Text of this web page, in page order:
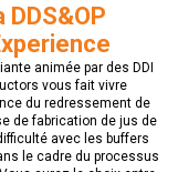
DDS&OP
animée par des DDI
vous fait vivre
du redressement de
de fabrication de jus de
avec les buffers
le cadre du processus